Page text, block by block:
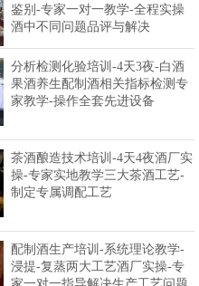
鉴别-专家一对一教学-全程实操
酒中不同问题品评与解决
分析检测化验培训-4天3夜-白酒
果酒养生配制酒相关指标检测专
家教学-操作全套先进设备
茶酒酿造技术培训-4天4夜酒厂实
操-专家实地教学三大茶酒工艺-
制定专属调配工艺
配制酒生产培训-系统理论教学-
浸提-复蒸两大工艺酒厂实操-专